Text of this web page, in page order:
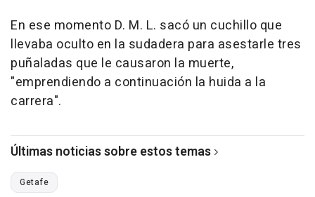
En ese momento D. M. L. sacó un cuchillo que
llevaba oculto en la sudadera para asestarle tres
puñaladas que le causaron la muerte,
"emprendiendo a continuación la huida a la
carrera".
Últimas noticias sobre estos temas
Getafe